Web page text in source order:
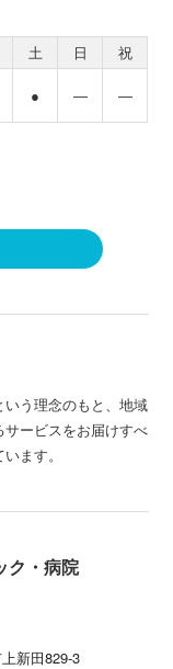
土 日
祝
● ― ―
いう理念のもと、地域
ービスをお届けすべ
ます。
ク・病院
新田829-3